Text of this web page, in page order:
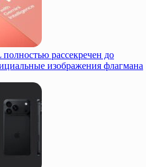
рассекречен до
изображения флагмана